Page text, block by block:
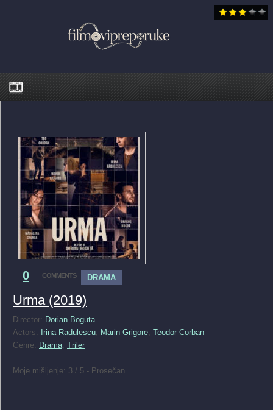
0 COMMENTS DRAMA
Urma (2019)
Director: Dorian Boguta
Actors:
Irina Radulescu Marin Grigore Teodor Corban
Genre: Drama Triler
Moje mišljenje: 3 / 5 - Prosečan